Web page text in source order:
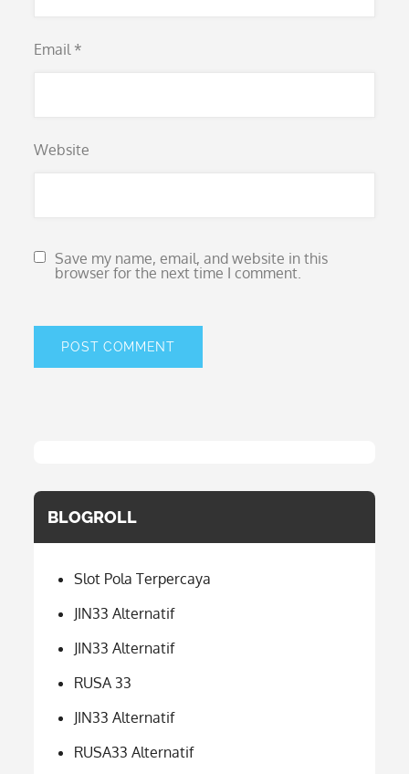
Email *
Website
Save my name, email, and website in this
browser for the next time I comment.
BLOGROLL
Slot Pola Terpercaya
JIN33 Alternatif
JIN33 Alternatif
RUSA 33
JIN33 Alternatif
RUSA33 Alternatif